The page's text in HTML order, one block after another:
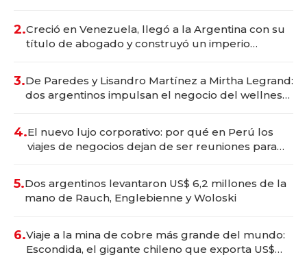
2.Creció en Venezuela, llegó a la Argentina con su
título de abogado y construyó un imperio
3.De Paredes y Lisandro Martínez a Mirtha Legrand:
dos argentinos impulsan el negocio del wellness
4.El nuevo lujo corporativo: por qué en Perú los
viajes de negocios dejan de ser reuniones para
5.Dos argentinos levantaron US$ 6,2 millones de la
mano de Rauch, Englebienne y Woloski
6.Viaje a la mina de cobre más grande del mundo:
Escondida, el gigante chileno que exporta US$